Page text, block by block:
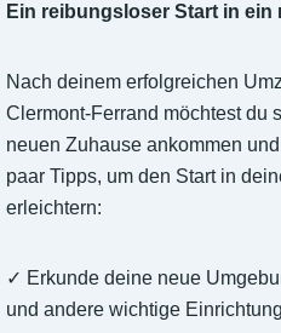
Ein reibungsloser Start in ein
Nach deinem erfolgreichen
Clermont-Ferrand möchtest du
neuen Zuhause ankommen
paar Tipps, um den Start in
erleichtern:
✓ Erkunde deine neue
und andere wichtige